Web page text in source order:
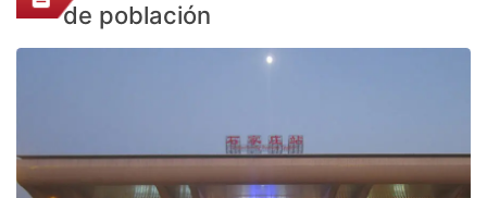
de población